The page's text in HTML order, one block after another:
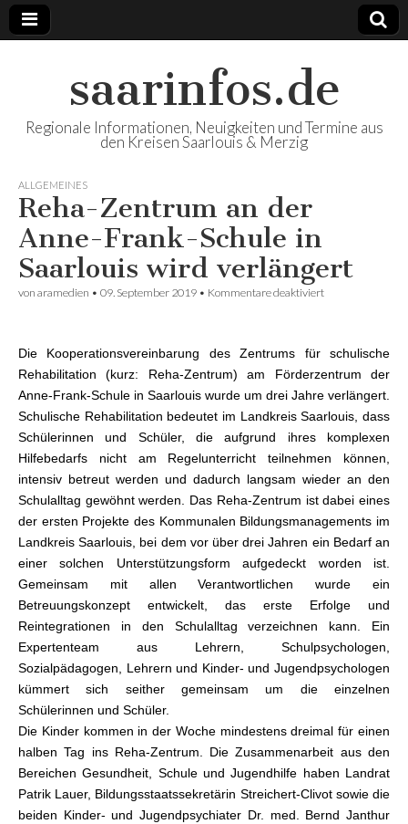
saarinfos.de
Regionale Informationen, Neuigkeiten und Termine aus
den Kreisen Saarlouis & Merzig
ALLGEMEINES
Reha-Zentrum an der
Anne-Frank-Schule in
Saarlouis wird verlängert
von aramedien • 09. September 2019 • Kommentare deaktiviert
Saarlouis wird
Die Kooperationsvereinbarung des Zentrums für schulische
Rehabilitation (kurz: Reha-Zentrum) am Förderzentrum der
Anne-Frank-Schule in Saarlouis wurde um drei Jahre verlängert.
Schulische Rehabilitation bedeutet im Landkreis Saarlouis, dass
Schülerinnen und Schüler, die aufgrund ihres komplexen
Hilfebedarfs nicht am Regelunterricht teilnehmen können,
intensiv betreut werden und dadurch langsam wieder an den
Schulalltag gewöhnt werden. Das Reha-Zentrum ist dabei eines
der ersten Projekte des Kommunalen Bildungsmanagements im
Landkreis Saarlouis, bei dem vor über drei Jahren ein Bedarf an
einer solchen Unterstützungsform aufgedeckt worden ist.
Gemeinsam mit allen Verantwortlichen wurde ein
Betreuungskonzept entwickelt, das erste Erfolge und
Reintegrationen in den Schulalltag verzeichnen kann. Ein
Expertenteam aus Lehrern, Schulpsychologen,
Sozialpädagogen, Lehrern und Kinder- und Jugendpsychologen
kümmert sich seither gemeinsam um die einzelnen
Schülerinnen und Schüler.
Die Kinder kommen in der Woche mindestens dreimal für einen
halben Tag ins Reha-Zentrum. Die Zusammenarbeit aus den
Bereichen Gesundheit, Schule und Jugendhilfe haben Landrat
Patrik Lauer, Bildungsstaatssekretärin Streichert-Clivot sowie die
beiden Kinder- und Jugendpsychiater Dr. med. Bernd Janthur